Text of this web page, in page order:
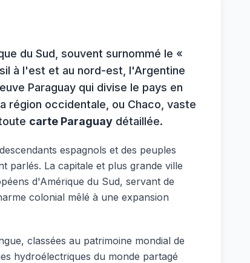
du Sud, souvent surnommé le «
à l'est et au nord-est, l'Argentine
Paraguay qui divise le pays en
région occidentale, ou Chaco, vaste
carte Paraguay détaillée.
espagnols et des peuples
parlés. La capitale et plus grande ville
d'Amérique du Sud, servant de
colonial mêlé à une expansion
classées au patrimoine mondial de
hydroélectriques du monde partagé